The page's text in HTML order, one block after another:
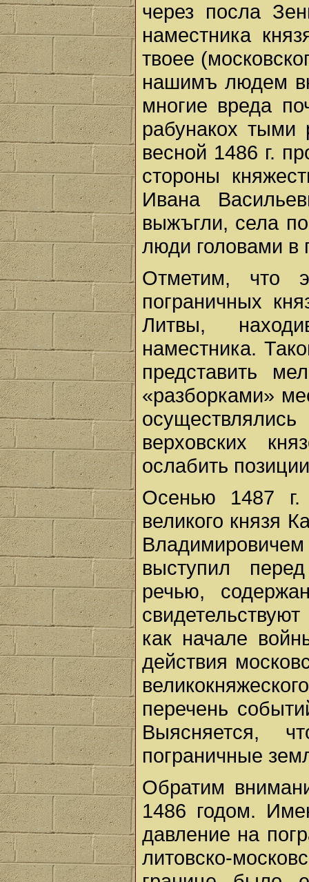
через посла
наместника
твоее
нашимъ людем
многие вреда
рабунакох тыми
весной 1486 г.
стороны
Ивана
выжъгли, села
люди головами в
Отметим, что
пограничных
Литвы,
наместника.
представить
«разборками»
верховских
ослабить
Осенью 1487 г.
великого князя
выступил
речью,
как начале
действия
перечень
Выясняется,
пограничные
Обратим
1486 годом.
давление на
литовско-